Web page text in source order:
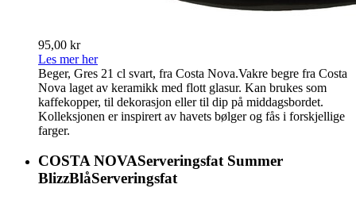
95,00 kr
Les mer her
Beger, Gres 21 cl svart, fra Costa Nova.Vakre begre fra Costa
Nova laget av keramikk med flott glasur. Kan brukes som
kaffekopper, til dekorasjon eller til dip på middagsbordet.
Kolleksjonen er inspirert av havets bølger og fås i forskjellige
farger.
COSTA NOVAServeringsfat Summer
BlizzBlåServeringsfat